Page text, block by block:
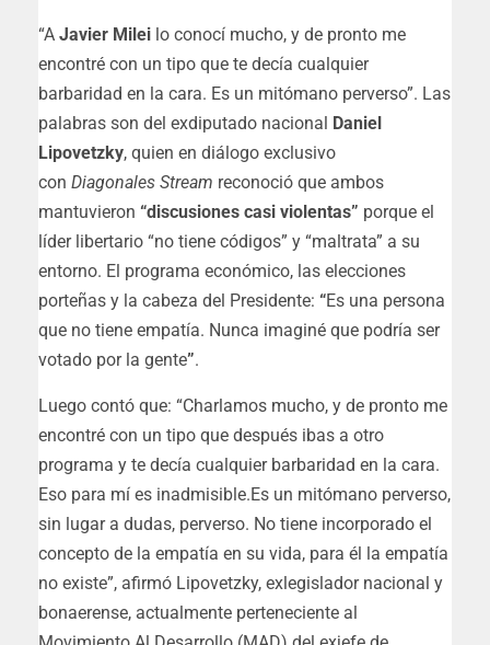
“A Javier Milei lo conocí mucho, y de pronto me
encontré con un tipo que te decía cualquier
barbaridad en la cara. Es un mitómano perverso”. Las
palabras son del exdiputado nacional Daniel
Lipovetzky, quien en diálogo exclusivo
con Diagonales Stream reconoció que ambos
mantuvieron “discusiones casi violentas” porque el
líder libertario “no tiene códigos” y “maltrata” a su
entorno. El programa económico, las elecciones
porteñas y la cabeza del Presidente: “Es una persona
que no tiene empatía. Nunca imaginé que podría ser
votado por la gente”.
Luego contó que: “Charlamos mucho, y de pronto me
encontré con un tipo que después ibas a otro
programa y te decía cualquier barbaridad en la cara.
Eso para mí es inadmisible.Es un mitómano perverso,
sin lugar a dudas, perverso. No tiene incorporado el
concepto de la empatía en su vida, para él la empatía
no existe”, afirmó Lipovetzky, exlegislador nacional y
bonaerense, actualmente perteneciente al